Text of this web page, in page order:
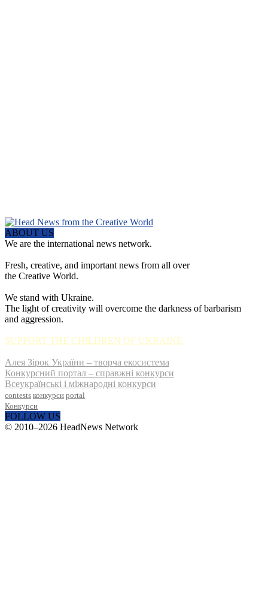
ABOUT US
We are the international news network.
Fresh, creative, and important news from all over
the Creative World.
We stand with Ukraine.
The light of creativity will overcome the darkness of barbarism
and aggression.
SUPPORT THE CHILDREN OF UKRAINE
Алея Зірок України – творча екосистема
Конкурсний портал – справжні конкурси
Всеукраїнські і міжнародні конкурси
contests конкурси portal
Конкурси
FOLLOW US
© 2010–2026 HeadNews Network